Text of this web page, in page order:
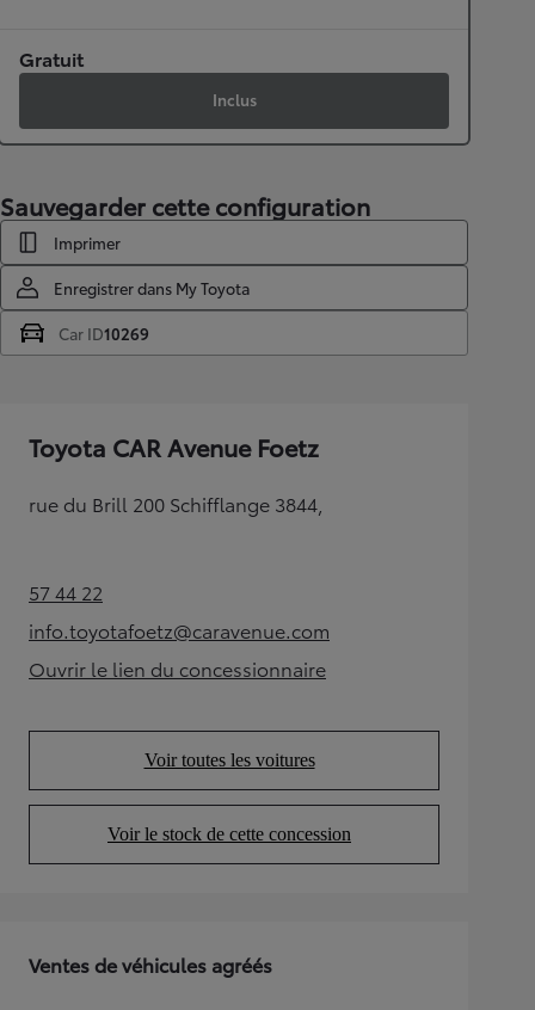
Gratuit
Inclus
Sauvegarder cette configuration
Imprimer
Enregistrer dans My Toyota
Car ID10269
Toyota CAR Avenue Foetz
rue du Brill 200 Schifflange 3844,
57 44 22(Opens in new tab)
info.toyotafoetz@caravenue.com
(Opens in new tab)
Ouvrir le lien du concessionnaire
(Opens in new tab)
Voir toutes les voitures
(Opens in new tab)
Voir le stock de cette concession
(Opens in new tab)
Ventes de véhicules agréés